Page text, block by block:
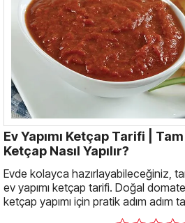
Ev Yapımı Ketçap Tarifi |
Ketçap Nasıl Yapılır?
Evde kolayca hazırlayabileceğiniz,
ev yapımı ketçap tarifi. Doğal
ketçap yapımı için pratik adım adım